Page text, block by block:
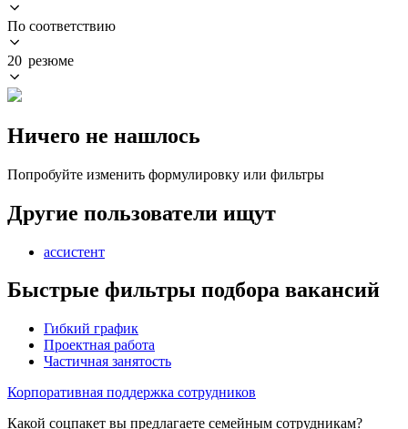
По соответствию
20 резюме
Ничего не нашлось
Попробуйте изменить формулировку или фильтры
Другие пользователи ищут
ассистент
Быстрые фильтры подбора вакансий
Гибкий график
Проектная работа
Частичная занятость
Корпоративная поддержка сотрудников
Какой соцпакет вы предлагаете семейным сотрудникам?